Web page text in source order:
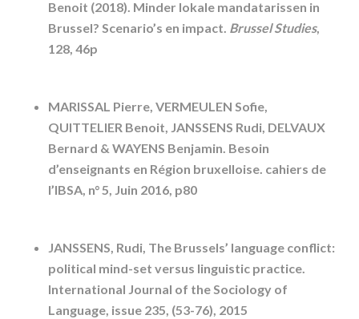
Benoit (2018). Minder lokale mandatarissen in
Brussel? Scenario’s en impact. Brussel Studies,
128, 46p
MARISSAL Pierre, VERMEULEN Sofie,
QUITTELIER Benoit, JANSSENS Rudi, DELVAUX
Bernard & WAYENS Benjamin. Besoin
d’enseignants en Région bruxelloise. cahiers de
l’IBSA, n° 5, Juin 2016, p80
JANSSENS, Rudi, The Brussels’ language conflict:
political mind-set versus linguistic practice.
International Journal of the Sociology of
Language, issue 235, (53-76), 2015